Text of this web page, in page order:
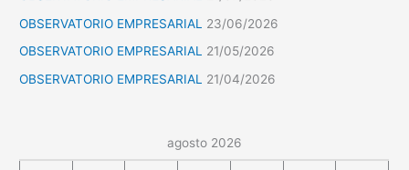
OBSERVATORIO EMPRESARIAL
23/06/2026
OBSERVATORIO EMPRESARIAL 21/05/2026
OBSERVATORIO EMPRESARIAL
21/04/2026
agosto 2026